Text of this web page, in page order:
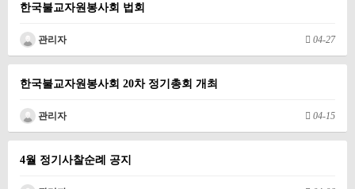
한국불교자원봉사회 법회
관리자 04-27
한국불교자원봉사회 20차 정기총회 개최
관리자 04-15
4월 정기사찰순례 공지